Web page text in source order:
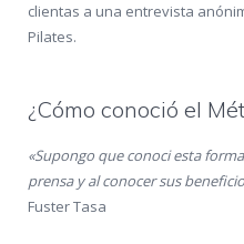
clientas a una entrevista
Pilates.
¿Cómo conoció el
«Supongo que conoci esta
prensa y al conocer sus
Fuster Tasa